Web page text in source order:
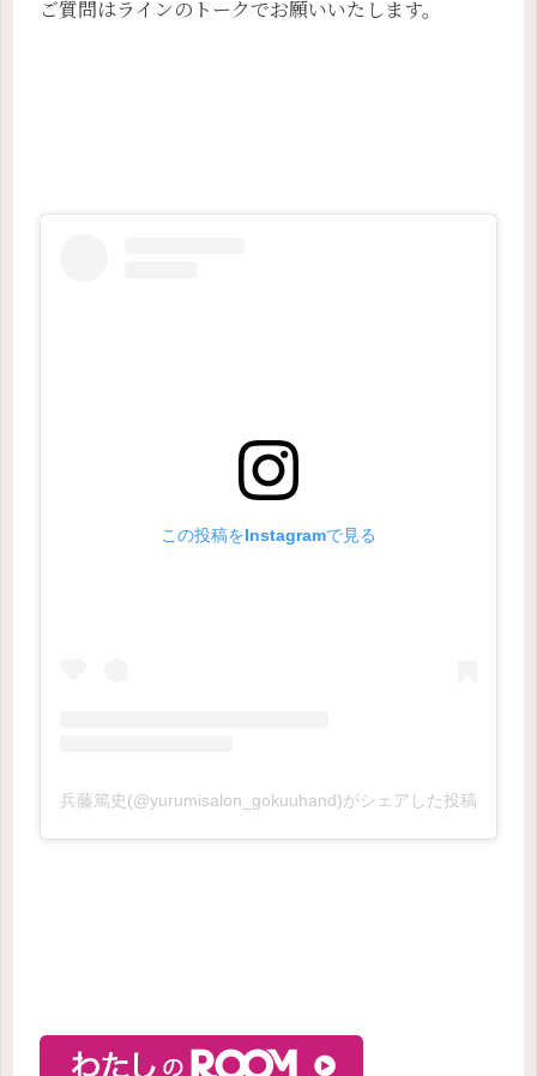
ご質問はラインのトークでお願いいたします。
この投稿をInstagramで見る
兵藤篤史(@yurumisalon_gokuuhand)がシェアした投稿